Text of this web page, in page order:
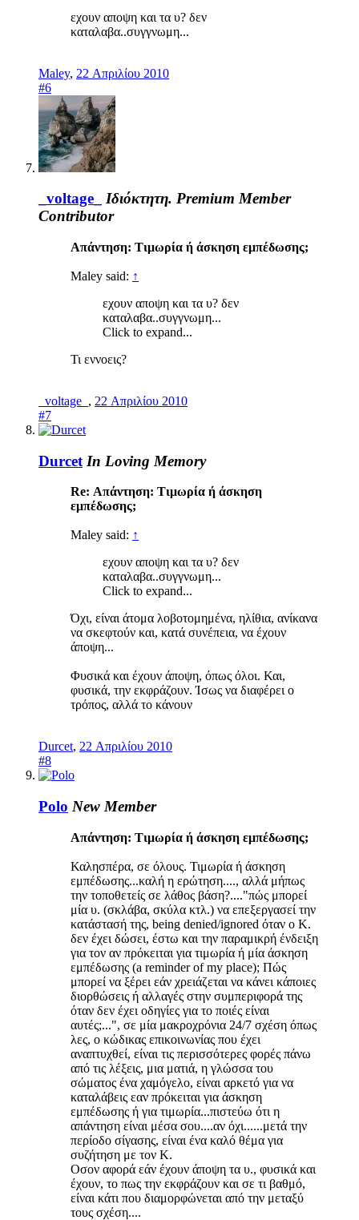
εχουν αποψη και τα υ? δεν
καταλαβα..συγγνωμη...
Maley, 22 Απριλίου 2010
#6
_voltage_ Ιδιόκτητη. Premium Member
Contributor
Απάντηση: Τιμωρία ή άσκηση εμπέδωσης;
Maley said: ↑
εχουν αποψη και τα υ? δεν
καταλαβα..συγγνωμη...
Click to expand...
Τι εννοεις?
_voltage_ , 22 Απριλίου 2010
#7
Durcet In Loving Memory
Re: Απάντηση: Τιμωρία ή άσκηση
εμπέδωσης;
Maley said: ↑
εχουν αποψη και τα υ? δεν
καταλαβα..συγγνωμη...
Click to expand...
Όχι, είναι άτομα λοβοτομημένα, ηλίθια, ανίκανα
να σκεφτούν και, κατά συνέπεια, να έχουν
άποψη...
Φυσικά και έχουν άποψη, όπως όλοι. Και,
φυσικά, την εκφράζουν. Ίσως να διαφέρει ο
τρόπος, αλλά το κάνουν
Durcet, 22 Απριλίου 2010
#8
Polo New Member
Απάντηση: Τιμωρία ή άσκηση εμπέδωσης;
Καλησπέρα, σε όλους. Τιμωρία ή άσκηση
εμπέδωσης...καλή η ερώτηση...., αλλά μήπως
την τοποθετείς σε λάθος βάση?...."πώς μπορεί
μία υ. (σκλάβα, σκύλα κτλ.) να επεξεργασεί την
κατάστασή της, being denied/ignored όταν ο Κ.
δεν έχει δώσει, έστω και την παραμικρή ένδειξη
για τον αν πρόκειται για τιμωρία ή μία άσκηση
εμπέδωσης (a reminder of my place); Πώς
μπορεί να ξέρει εάν χρειάζεται να κάνει κάποιες
διορθώσεις ή αλλαγές στην συμπεριφορά της
όταν δεν έχει οδηγίες για το ποιές είναι
αυτές;...", σε μία μακροχρόνια 24/7 σχέση όπως
λες, ο κώδικας επικοινωνίας που έχει
αναπτυχθεί, είναι τις περισσότερες φορές πάνω
από τις λέξεις, μια ματιά, η γλώσσα του
σώματος ένα χαμόγελο, είναι αρκετό για να
καταλάβεις εαν πρόκειται για άσκηση
εμπέδωσης ή για τιμωρία...πιστεύω ότι η
απάντηση είναι μέσα σου....αν όχι......μετά την
περίοδο σίγασης, είναι ένα καλό θέμα για
συζήτηση με τον Κ.
Οσον αφορά εάν έχουν άποψη τα υ., φυσικά και
έχουν, το πως την εκφράζουν και σε τι βαθμό,
είναι κάτι που διαμορφώνεται από την μεταξύ
τους σχέση....